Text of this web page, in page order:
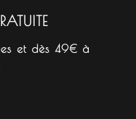
et dès 49€ à